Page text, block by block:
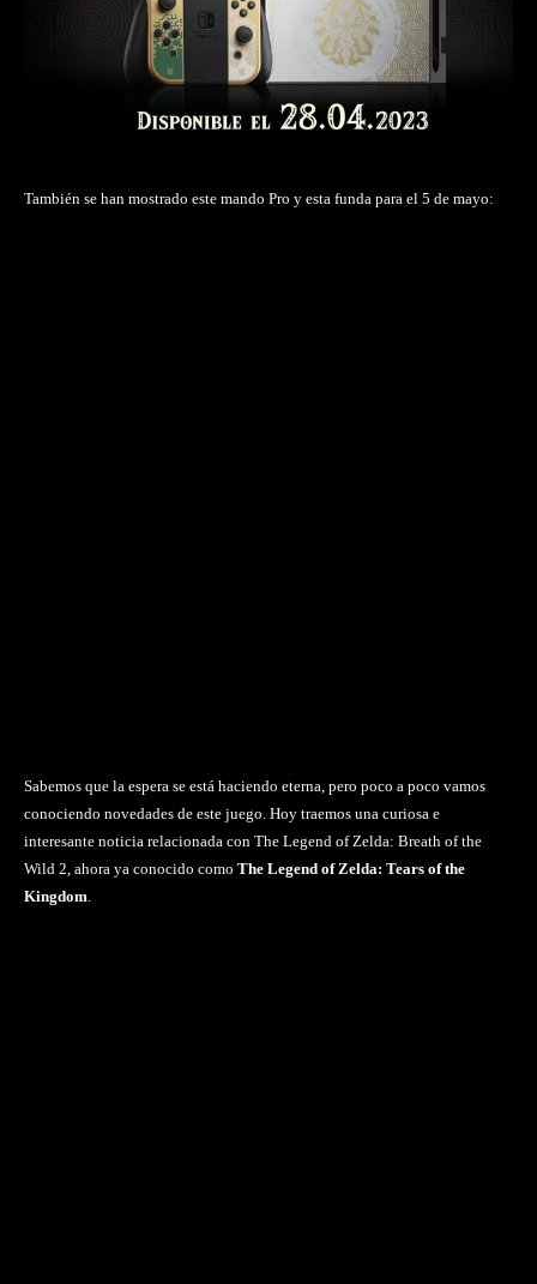
También se han mostrado este mando Pro y esta funda para el 5 de mayo:
Sabemos que la espera se está haciendo eterna, pero poco a poco vamos
conociendo novedades de este juego. Hoy traemos una curiosa e
interesante noticia relacionada con The Legend of Zelda: Breath of the
Wild 2, ahora ya conocido como The Legend of Zelda: Tears of the
Kingdom